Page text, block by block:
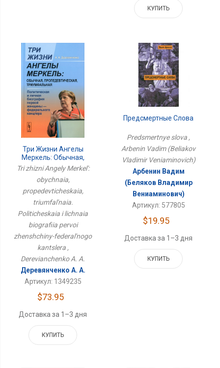
КУПИТЬ
Три Жизни Ангелы
Меркель: Обычная,
Пропедевтическая,
Триумфальная.
Политическая И Личная
Биография Первой
Женщины-
Канцлера
Tri zhizni Angely Merkel':
obychnaia,
propedevticheskaia,
triumfal'naia.
Politicheskaia i lichnaia
biografiia pervoi
zhenshchiny-federal'nogo
kantslera ,
Derevianchenko A. A.
Деревянченко А. А.
Артикул: 1349235
$73.95
Доставка за 1–3 дня
КУПИТЬ
Предсмертные Слова
Predsmertnye slova ,
Arbenin Vadim (Beliakov
Vladimir Veniaminovich)
Арбенин Вадим
(Беляков Владимир
Вениаминович)
Артикул: 577805
$19.95
Доставка за 1–3 дня
КУПИТЬ